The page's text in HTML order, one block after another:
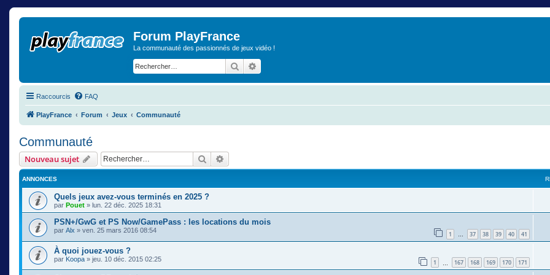
Forum PlayFrance
La communauté des passionnés de jeux vidéo !
Rechercher
Raccourcis FAQ
PlayFrance Forum Jeux Communauté
Communauté
Nouveau sujet Rechercher
ANNONCES
Quels jeux avez-vous terminés en 2025 ?
par Pouet » lun. 22 déc. 2025 18:31
PSN+/GwG et PS Now/GamePass : les locations du mois
par Alx » ven. 25 mars 2016 08:54 1 … 37 38 39 40 41
À quoi jouez-vous ?
par Koopa » jeu. 10 déc. 2015 02:25 1 167 168 169 170 171